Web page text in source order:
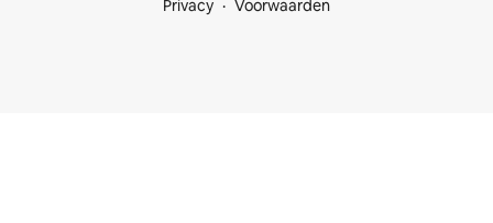
Privacy Voorwaarden